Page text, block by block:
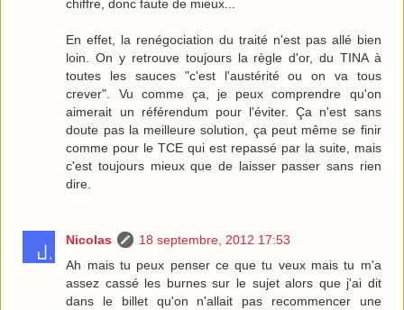
chiffre, donc faute de mieux...
En effet, la renégociation du traité n'est pas allé bien
loin. On y retrouve toujours la règle d'or, du TINA à
toutes les sauces "c'est l'austérité ou on va tous
crever". Vu comme ça, je peux comprendre qu'on
aimerait un référendum pour l'éviter. Ça n'est sans
doute pas la meilleure solution, ça peut même se finir
comme pour le TCE qui est repassé par la suite, mais
c'est toujours mieux que de laisser passer sans rien
dire.
Nicolas
18 septembre, 2012 17:53
Ah mais tu peux penser ce que tu veux mais tu m'a
assez cassé les burnes sur le sujet alors que j'ai dit
dans le billet qu'on n'allait pas recommencer une